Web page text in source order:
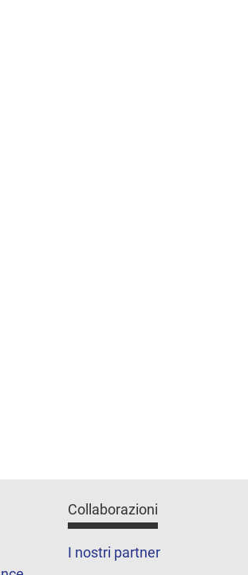
Collaborazioni
I nostri partner